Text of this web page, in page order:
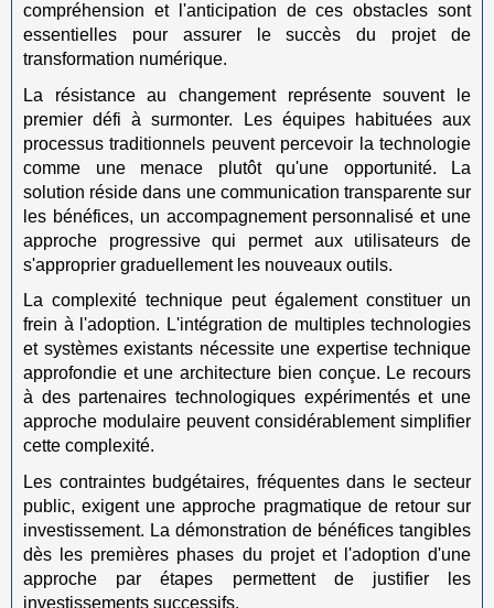
compréhension et l'anticipation de ces obstacles sont
essentielles pour assurer le succès du projet de
transformation numérique.
La résistance au changement représente souvent le
premier défi à surmonter. Les équipes habituées aux
processus traditionnels peuvent percevoir la technologie
comme une menace plutôt qu'une opportunité. La
solution réside dans une communication transparente sur
les bénéfices, un accompagnement personnalisé et une
approche progressive qui permet aux utilisateurs de
s'approprier graduellement les nouveaux outils.
La complexité technique peut également constituer un
frein à l'adoption. L'intégration de multiples technologies
et systèmes existants nécessite une expertise technique
approfondie et une architecture bien conçue. Le recours
à des partenaires technologiques expérimentés et une
approche modulaire peuvent considérablement simplifier
cette complexité.
Les contraintes budgétaires, fréquentes dans le secteur
public, exigent une approche pragmatique de retour sur
investissement. La démonstration de bénéfices tangibles
dès les premières phases du projet et l'adoption d'une
approche par étapes permettent de justifier les
investissements successifs.